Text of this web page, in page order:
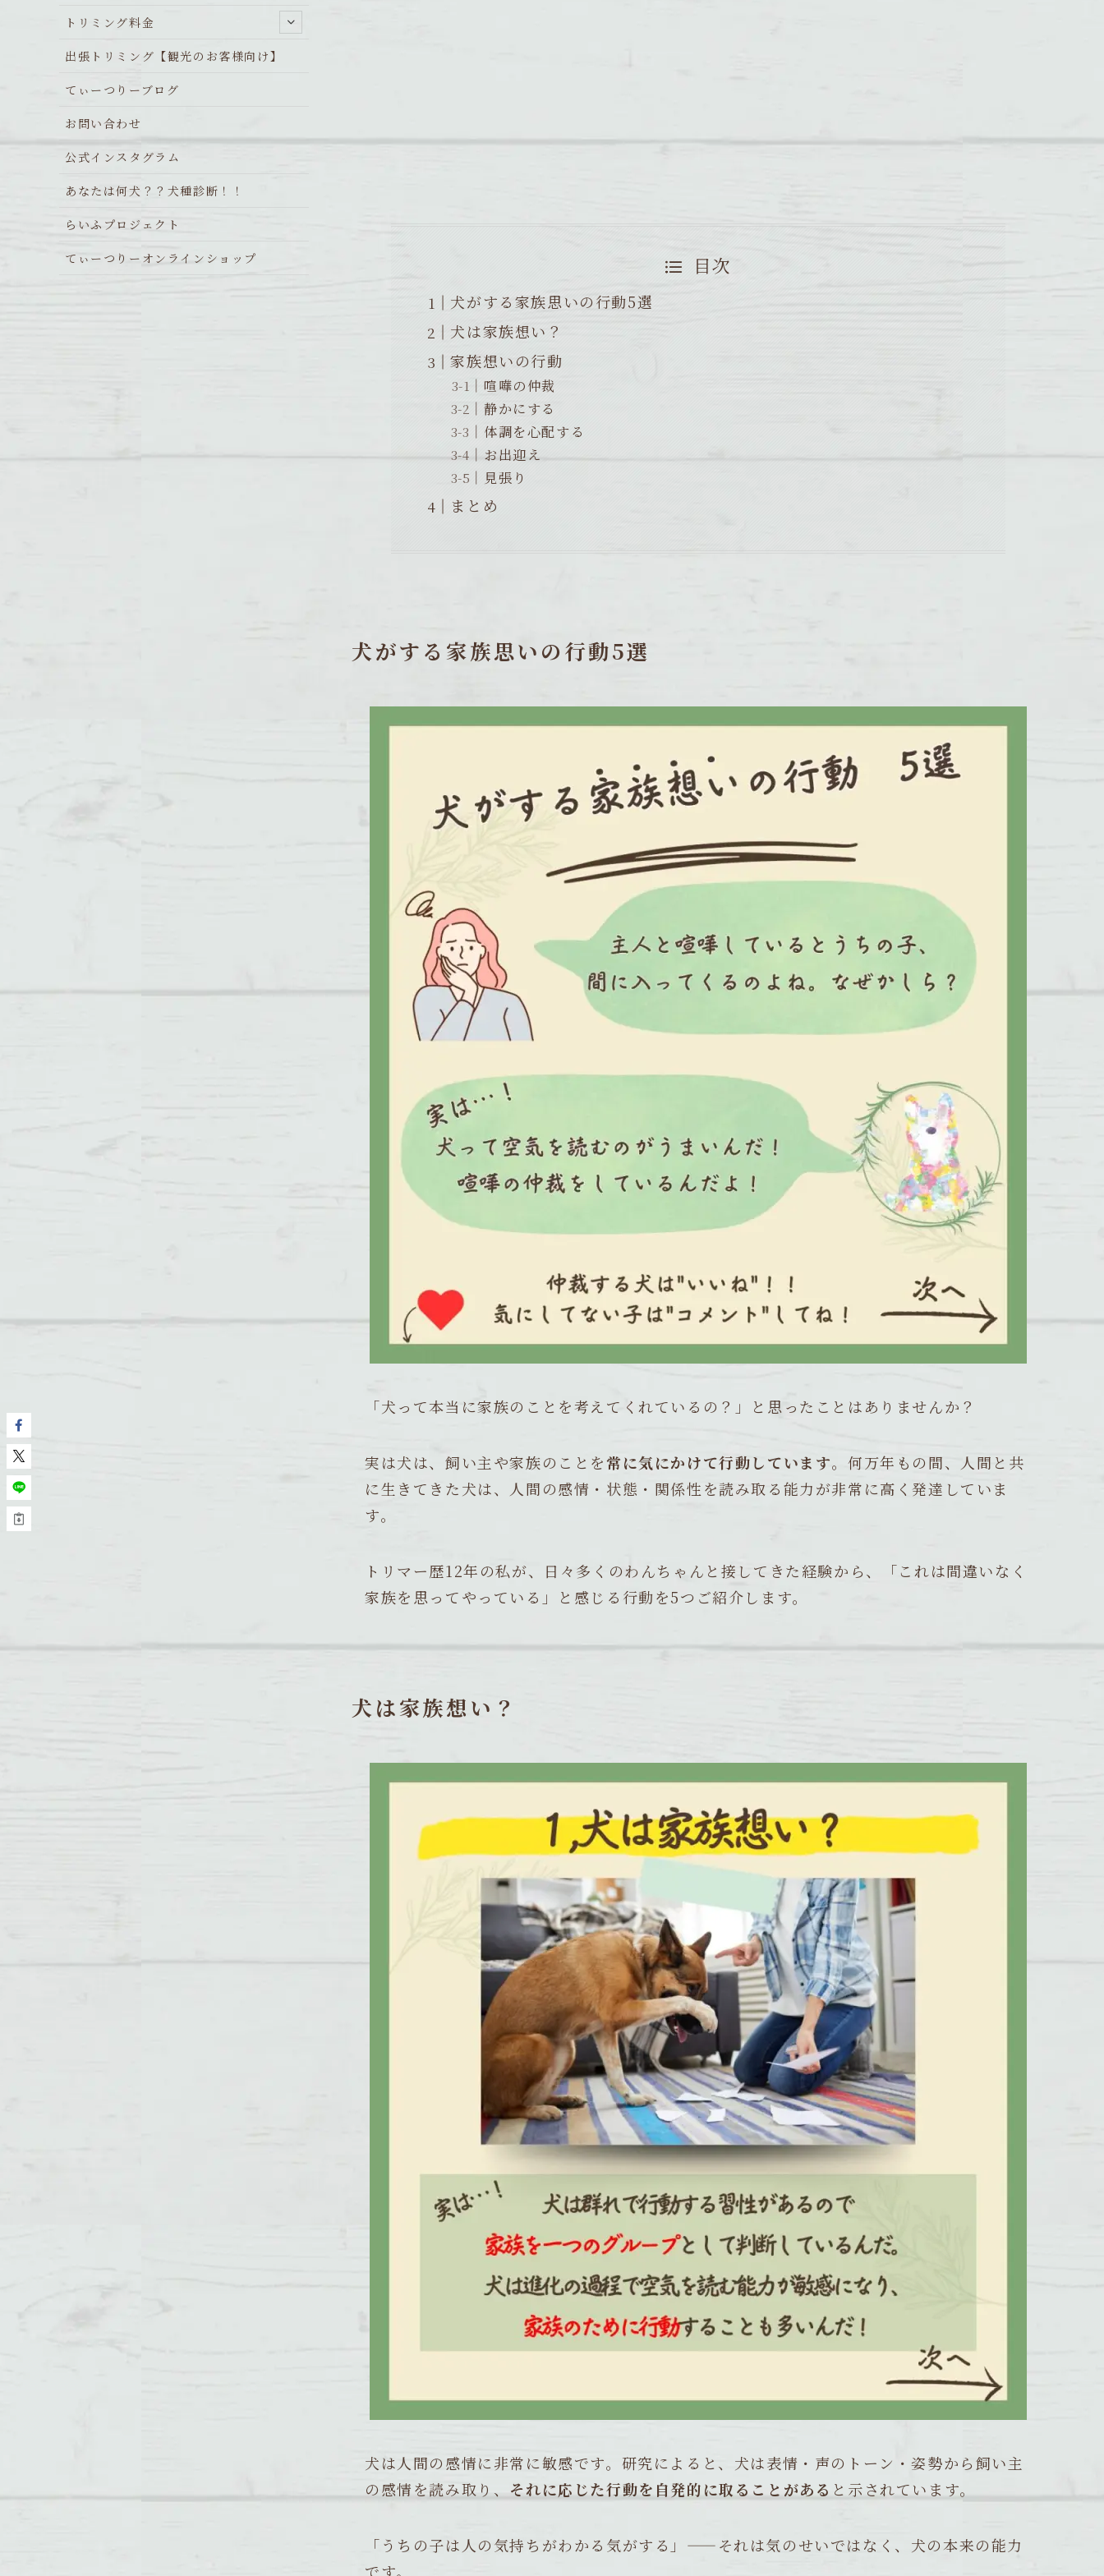
目次
犬がする家族思いの行動5選
犬は家族想い？
家族想いの行動
喧嘩の仲裁
静かにする
体調を心配する
お出迎え
見張り
まとめ
犬がする家族思いの行動5選
「犬って本当に家族のことを考えてくれているの？」と思ったことはありませんか？
実は犬は、飼い主や家族のことを常に気にかけて行動しています。何万年もの間、人間と共
に生きてきた犬は、人間の感情・状態・関係性を読み取る能力が非常に高く発達していま
す。
トリマー歴12年の私が、日々多くのわんちゃんと接してきた経験から、「これは間違いなく
家族を思ってやっている」と感じる行動を5つご紹介します。
犬は家族想い？
犬は人間の感情に非常に敏感です。研究によると、犬は表情・声のトーン・姿勢から飼い主
の感情を読み取り、 それに応じた行動を自発的に取ることがある と示されています。
「うちの子は人の気持ちがわかる気がする」——それは気のせいではなく、犬の本来の能力
です。
トリミング料金
出張トリミング【観光のお客様向け】
てぃーつりーブログ
お問い合わせ
公式インスタグラム
あなたは何犬？？犬種診断！！
らいふプロジェクト
てぃーつりーオンラインショップ